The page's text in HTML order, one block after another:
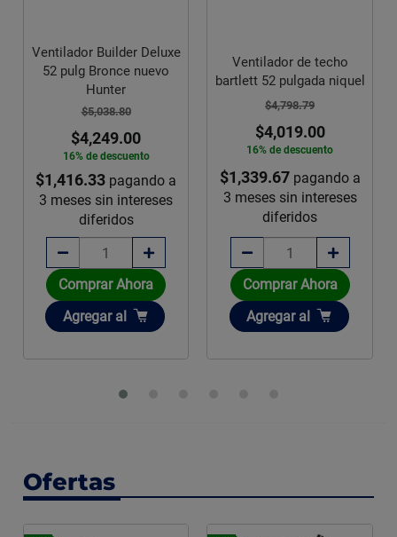
Ventilador Builder Deluxe
52 pulg Bronce nuevo
Hunter
$5,038.80
$4,249.00
16% de descuento
$1,416.33 pagando a
3 meses sin intereses
diferidos
Comprar Ahora
Añadir
Agregar al
Ventilador de techo
bartlett 52 pulgada niquel
$4,798.79
$4,019.00
16% de descuento
$1,339.67pagando a
3 meses sin intereses
diferidos
Comprar Ahora
Añadir
Agregar al
Ofertas